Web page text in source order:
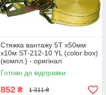
Стяжка вантажу 5T х50мм
х10м ST-212-10 YL (color box)
(компл.) - оригінал
Готово до відправки
852 ₴ 1 311 ₴